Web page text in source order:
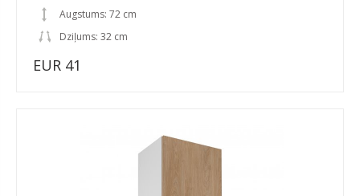
Augstums: 72 cm
Dziļums: 32 cm
EUR 41